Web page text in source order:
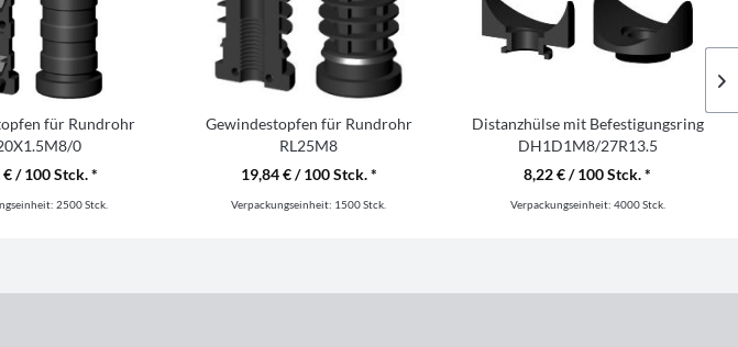
für Rundrohr
0
€ / 100 Stck. *
2500 Stck.
Gewindestopfen für Rundrohr
RL25M8
19,84 € / 100 Stck. *
Verpackungseinheit: 1500 Stck.
Distanzhülse mit Befestigungsring
DH1D1M8/27R13.5
8,22 € / 100 Stck. *
Verpackungseinheit: 4000 Stck.